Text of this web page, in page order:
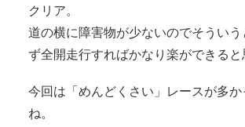
クリア。
道の横に障害物が少ないのでそうい
ず全開走行すればかなり楽ができると
今回は「めんどくさい」レースが多
ね。